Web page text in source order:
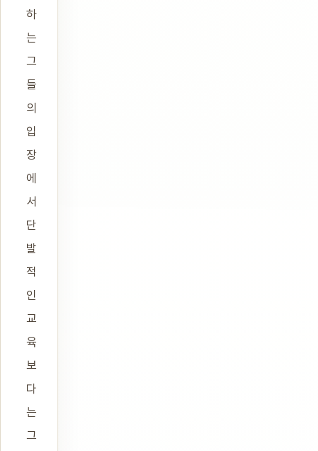
하
는
그
들
의
입
장
에
서
단
발
적
인
교
육
보
다
는
그